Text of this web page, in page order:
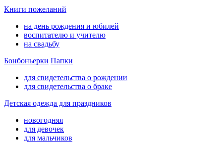
Книги пожеланий
на день рождения и юбилей
воспитателю и учителю
на свадьбу
Бонбоньерки Папки
для свидетельства о рождении
для свидетельства о браке
Детская одежда для праздников
новогодняя
для девочек
для мальчиков